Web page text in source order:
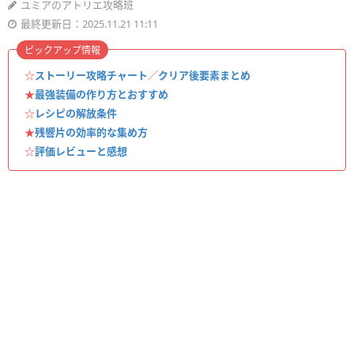
ユミアのアトリエ攻略班
最終更新日：2025.11.21 11:11
☆ストーリー攻略チャート／クリア後要素まとめ
★最強装備の作り方とおすすめ
☆レシピの解放条件
★残響片の効率的な集め方
☆評価レビューと感想
ピックアップ情報